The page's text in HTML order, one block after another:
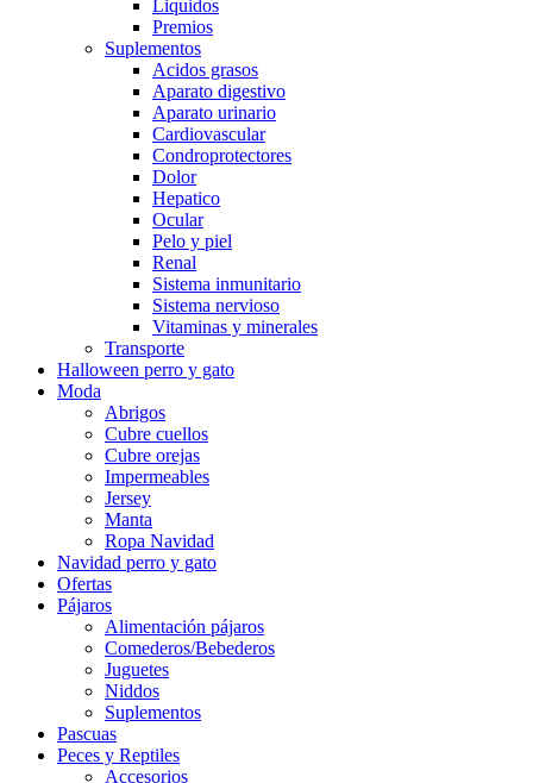
Liquidos
Premios
Suplementos
Acidos grasos
Aparato digestivo
Aparato urinario
Cardiovascular
Condroprotectores
Dolor
Hepatico
Ocular
Pelo y piel
Renal
Sistema inmunitario
Sistema nervioso
Vitaminas y minerales
Transporte
Halloween perro y gato
Moda
Abrigos
Cubre cuellos
Cubre orejas
Impermeables
Jersey
Manta
Ropa Navidad
Navidad perro y gato
Ofertas
Pájaros
Alimentación pájaros
Comederos/Bebederos
Juguetes
Niddos
Suplementos
Pascuas
Peces y Reptiles
Accesorios